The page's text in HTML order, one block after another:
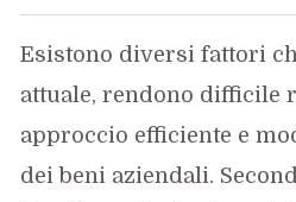
Esistono diversi fattori
attuale, rendono difficile
approccio efficiente e
dei beni aziendali.